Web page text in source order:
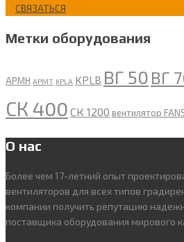
СВЯЗАТЬСЯ
Метки оборудования
APMH APMT KPLA KPLB ВГ 50 ВГ
СК 400 СК 1200 вентилятор
О нас
Более чем 17-летний опыт
вентиляторов для всех типов
компании получить репутацию
поставщика оборудования мирового